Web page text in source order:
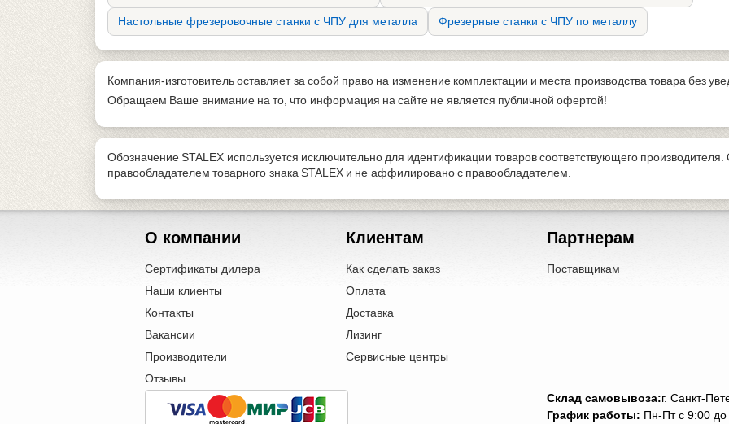
Настольные фрезеровочные станки с ЧПУ для металла Фрезерные станки с ЧПУ по металлу
Компания-изготовитель оставляет за собой право на изменение комплектации и места производства товара без
Обращаем Ваше внимание на то, что информация на сайте не является публичной офертой!
Обозначение STALEX используется исключительно для идентификации товаров соответствующего
правообладателем товарного знака STALEX и не аффилировано с правообладателем.
О компании
Сертификаты дилера
Наши клиенты
Контакты
Вакансии
Производители
Отзывы
Клиентам
Как сделать заказ
Оплата
Доставка
Лизинг
Сервисные центры
Партнерам
Поставщикам
Cклад самовывоза:г. Санкт-
График работы: Пн-Пт с 9:00